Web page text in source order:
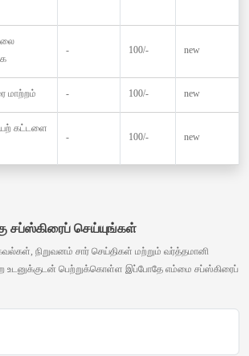
- 100/- new
மாற்றம் - 100/- new
கட்டளை
- 100/- new
சப்ஸ்கிரைப் செய்யுங்கள்
நிறுவனம் சார் செய்திகள் மற்றும் வர்த்தமானி
உடனுக்குடன் பெற்றுக்கொள்ள இப்போதே எம்மை சப்ஸ்கிரைப்